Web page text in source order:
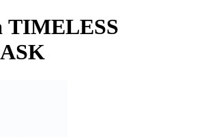
TIMELESS